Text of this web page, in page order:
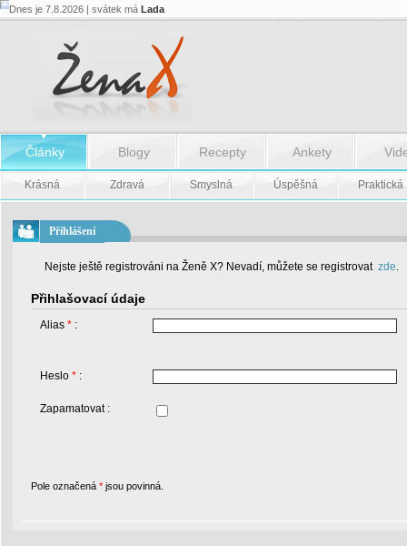
Dnes je 7.8.2026 | svátek má Lada
Články Blogy Recepty Ankety
Krásná Zdravá Smyslná Úspěšná Praktická
Přihlášení
Nejste ještě registrováni na Ženě X? Nevadí, můžete se registrovat zde.
Přihlašovací údaje
Alias * :
Heslo * :
Zapamatovat :
Pole označená * jsou povinná.